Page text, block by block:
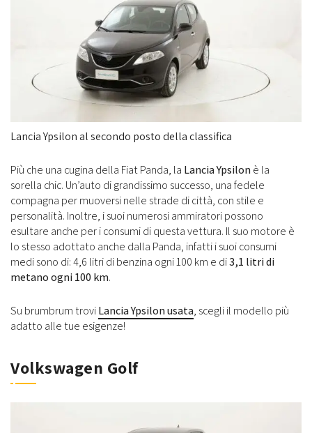
Lancia Ypsilon al secondo posto della classifica
Più che una cugina della Fiat Panda, la Lancia Ypsilonè la
sorella chic. Un’auto di grandissimo successo, una fedele
compagna per muoversi nelle strade di città, con stile e
personalità. Inoltre, i suoi numerosi ammiratori possono
esultare anche per i consumi di questa vettura. Il suo motore è
lo stesso adottato anche dalla Panda, infatti i suoi consumi
medi sono di: 4,6 litri di benzina ogni 100 km e di3,1 litri di
metano ogni 100 km.
Su brumbrum troviLancia Ypsilon usata, scegli il modello più
adatto alle tue esigenze!
Volkswagen Golf